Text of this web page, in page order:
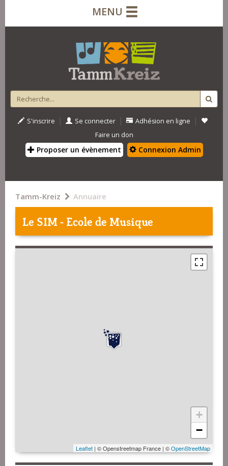
MENU
S'inscrire | Se connecter | Adhésion en ligne |
Faire un don
Proposer un évènement Connexion Admin
Tamm-Kreiz Annuaire
Le SIM - Ecole de Musique
+
−
Leaflet | © Openstreetmap France | ©OpenStreetMap